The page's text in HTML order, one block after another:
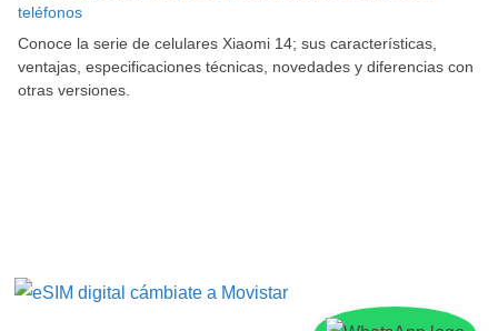
teléfonos
Conoce la serie de celulares Xiaomi 14; sus características,
ventajas, especificaciones técnicas, novedades y diferencias con
otras versiones.